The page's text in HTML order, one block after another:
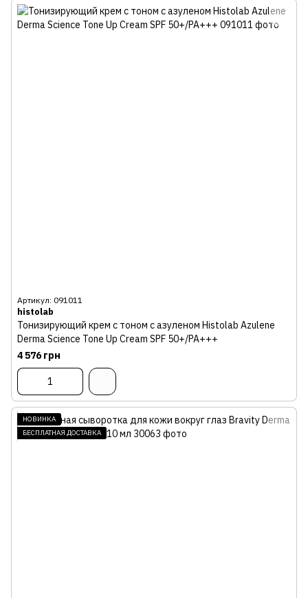
Артикул: 091011
histolab
Тонизирующий крем с тоном с азуленом Histolab Azulene
Derma Science Tone Up Cream SPF 50+/PA+++
4 576 грн
НОВИНКА
БЕСПЛАТНАЯ ДОСТАВКА